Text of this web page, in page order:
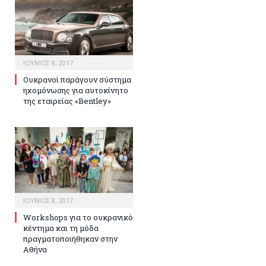
ΙΟΎΝΙΟΣ 8, 2017
Ουκρανοί παράγουν σύστημα
ηχομόνωσης για αυτοκίνητο
της εταιρείας «Bentley»
ΙΟΎΝΙΟΣ 8, 2017
Workshops για το ουκρανικό
κέντημα και τη μόδα
πραγματοποιήθηκαν στην
Αθήνα